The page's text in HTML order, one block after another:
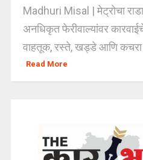
Madhuri Misal | मेट्रोचा
अनधिकृत फेरीवाल्यांवर
वाहतूक, रस्ते, खड्डे आणि कचरा
Read More